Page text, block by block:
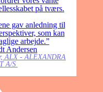
på tværs.
gav anledning til
som kan
arbejde.”
Andersen
ALX - ALEXANDRA
A/S